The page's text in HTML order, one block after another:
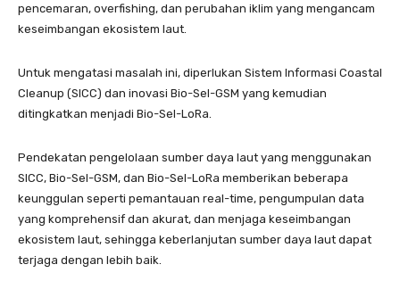
pencemaran, overfishing, dan perubahan iklim yang mengancam
keseimbangan ekosistem laut.
Untuk mengatasi masalah ini, diperlukan Sistem Informasi Coastal
Cleanup (SICC) dan inovasi Bio-Sel-GSM yang kemudian
ditingkatkan menjadi Bio-Sel-LoRa.
Pendekatan pengelolaan sumber daya laut yang menggunakan
SICC, Bio-Sel-GSM, dan Bio-Sel-LoRa memberikan beberapa
keunggulan seperti pemantauan real-time, pengumpulan data
yang komprehensif dan akurat, dan menjaga keseimbangan
ekosistem laut, sehingga keberlanjutan sumber daya laut dapat
terjaga dengan lebih baik.